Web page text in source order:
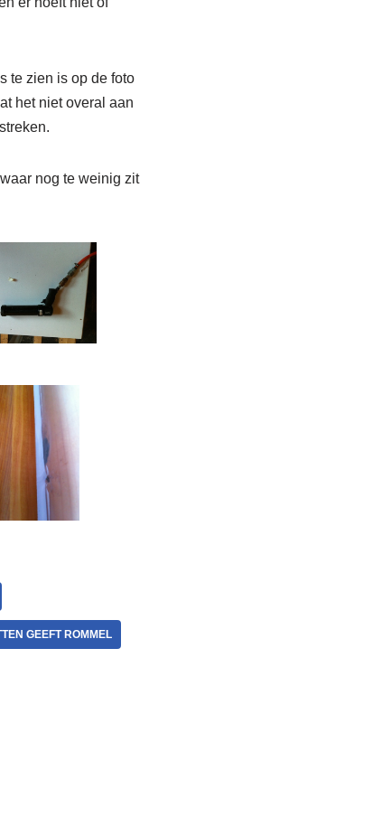
te zien is op de foto
het niet overal aan
nog te weinig zit
GEEFT ROMMEL